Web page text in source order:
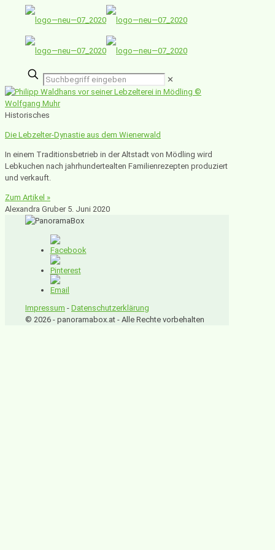
✕
Historisches
Die Lebzelter-Dynastie aus dem Wienerwald
In einem Traditionsbetrieb in der Altstadt von Mödling wird
Lebkuchen nach jahrhundertealten Familienrezepten produziert
und verkauft.
Zum Artikel »
Alexandra Gruber 5. Juni 2020
Impressum - Datenschutzerklärung
© 2026 - panoramabox.at - Alle Rechte vorbehalten